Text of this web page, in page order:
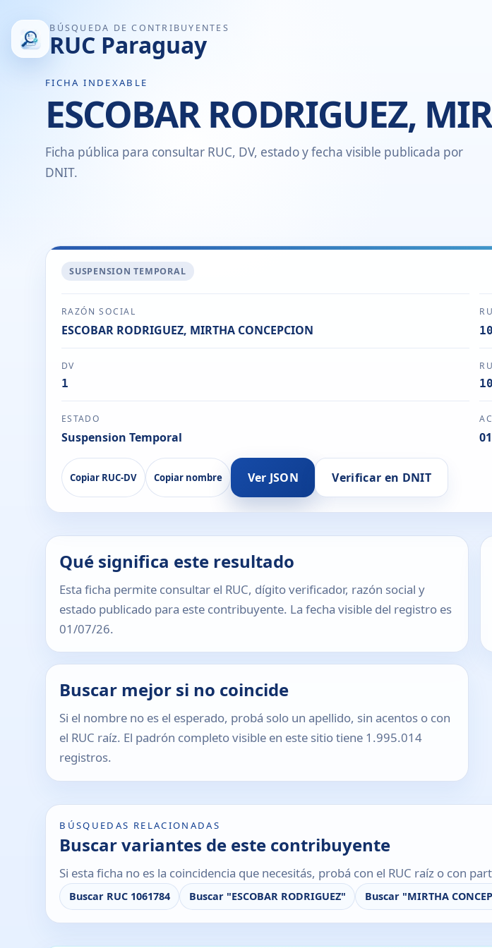
BÚSQUEDA DE CONTRIBUYENTES
RUC Paraguay
FICHA INDEXABLE
ESCOBAR RODRIGUEZ,
Ficha pública para consultar RUC, DV, estado y fecha visible publicada por
DNIT.
SUSPENSION TEMPORAL
RAZÓN SOCIAL
ESCOBAR RODRIGUEZ, MIRTHA CONCEPCION
DV
1
ESTADO
Suspension Temporal
Copiar RUC-DV Copiar nombre Ver JSON Verificar en DNIT
Qué significa este resultado
Esta ficha permite consultar el RUC, dígito verificador, razón social y
estado publicado para este contribuyente. La fecha visible del registro es
01/07/26.
Buscar mejor si no coincide
Si el nombre no es el esperado, probá solo un apellido, sin acentos o con
el RUC raíz. El padrón completo visible en este sitio tiene 1.995.014
registros.
BÚSQUEDAS RELACIONADAS
Buscar variantes de este contribuyente
Si esta ficha no es la coincidencia que necesitás, probá con el RUC raíz o con
Buscar RUC 1061784 Buscar "ESCOBAR RODRIGUEZ" Buscar "MIRTHA